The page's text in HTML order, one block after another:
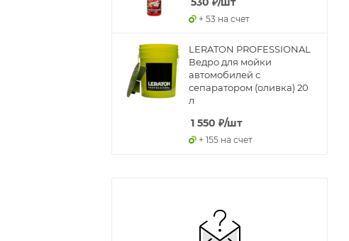
+ 53 на счет
LERATON PROFESSIONAL
Ведро для мойки
автомобилей с
сепаратором (оливка) 20
л
1 550 ₽/шт
+ 155 на счет